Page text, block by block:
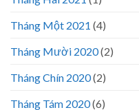
Tháng Một 2021 (4)
Tháng Mười 2020(2)
Tháng Chín 2020(2)
Tháng Tám 2020(6)